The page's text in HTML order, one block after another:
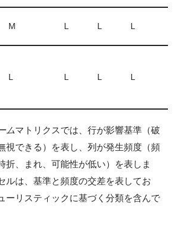
M L L L
L L L L
ムマトリクスでは、行が影響基準（破
視できる）を表し、列が発生頻度（頻
折、まれ、可能性が低い）を表しま
ルは、基準と頻度の交差を表してお
ーリスティックに基づく分類を含んで